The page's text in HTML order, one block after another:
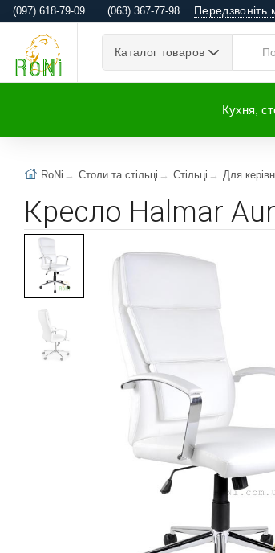
(097) 618-79-09 (063) 367-77-98 Передзвоніть
Каталог товаров
Кухня,
RoNi Столи та стільці Стільці Для
Кресло Halmar